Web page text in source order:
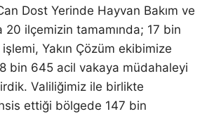
Dost Yerinde Hayvan Bakım ve
20 ilçemizin tamamında; 17 bin
Yakın Çözüm ekibimize
bin 645 acil vakaya müdahaleyi
Valiliğimiz ile birlikte
ettiği bölgede 147 bin